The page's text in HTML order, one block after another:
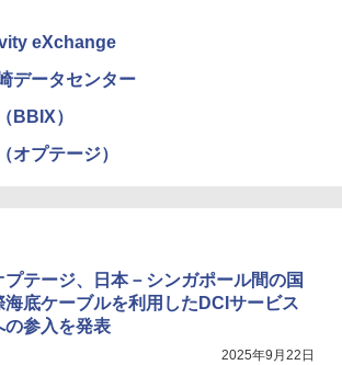
eXchange
データセンター
BBIX）
オプテージ）
プテージ、日本－シンガポール間の国
海底ケーブルを利用したDCIサービス
の参入を発表
2025年9月22日